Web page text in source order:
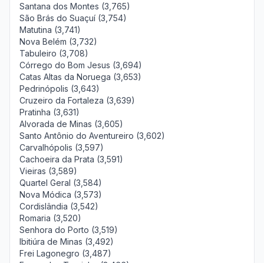
Santana dos Montes (3,765)
São Brás do Suaçuí (3,754)
Matutina (3,741)
Nova Belém (3,732)
Tabuleiro (3,708)
Córrego do Bom Jesus (3,694)
Catas Altas da Noruega (3,653)
Pedrinópolis (3,643)
Cruzeiro da Fortaleza (3,639)
Pratinha (3,631)
Alvorada de Minas (3,605)
Santo Antônio do Aventureiro (3,602)
Carvalhópolis (3,597)
Cachoeira da Prata (3,591)
Vieiras (3,589)
Quartel Geral (3,584)
Nova Módica (3,573)
Cordislândia (3,542)
Romaria (3,520)
Senhora do Porto (3,519)
Ibitiúra de Minas (3,492)
Frei Lagonegro (3,487)